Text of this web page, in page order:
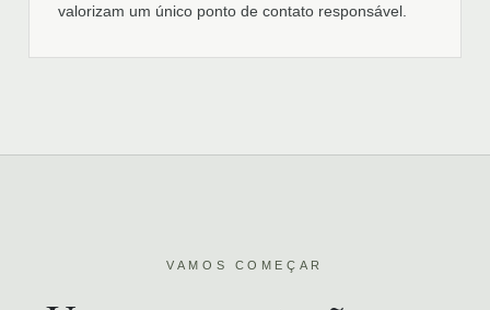
valorizam um único ponto de contato responsável.
VAMOS COMEÇAR